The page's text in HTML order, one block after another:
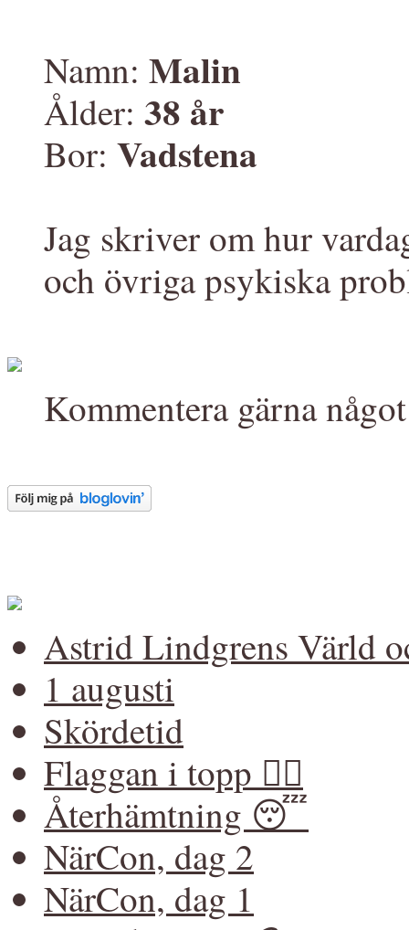
Namn: Malin
Ålder: 38 år
Bor: Vadstena
Jag skriver om hur
och övriga psykiska
Kommentera gärna
Astrid Lindgrens Värld
1 augusti
Skördetid
Flaggan i topp 🏳️‍🌈
Återhämtning 😴
NärCon, dag 2
NärCon, dag 1